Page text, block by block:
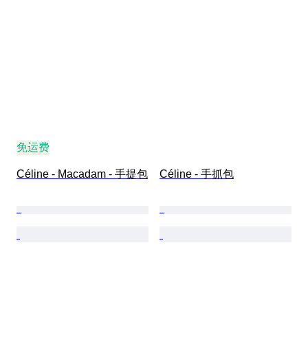
免运费
Céline - Macadam - 手提包 Céline - 手抓包